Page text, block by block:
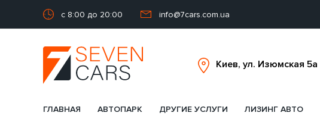
с 8:00 до 20:00 info@7cars.com.ua
ГЛАВНАЯ АВТОПАРК ДРУГИЕ УСЛУГИ ЛИЗИНГ АВТО